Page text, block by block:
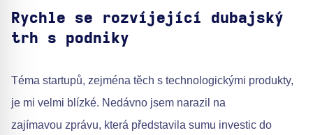
Rychle se rozvíjející dubajský
trh s podniky
Téma startupů, zejména těch s technologickými produkty,
je mi velmi blízké. Nedávno jsem narazil na
zajímavou zprávu, která představila sumu investic do